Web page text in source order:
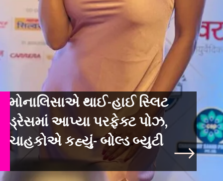
મોનાલિસાએ થાઈ-હાઈ સ્લિટ
ડ્રેસમાં આપ્યા પરફેક્ટ પોઝ,